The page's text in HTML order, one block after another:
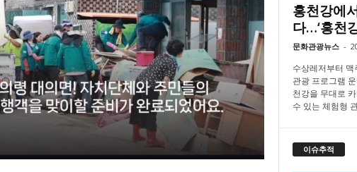
홍천강에
다…‘홍천
문화관광뉴스 -
수상레저부터
관광 프로그램
천강을 무대로
수 있는 체험형
이슈추적